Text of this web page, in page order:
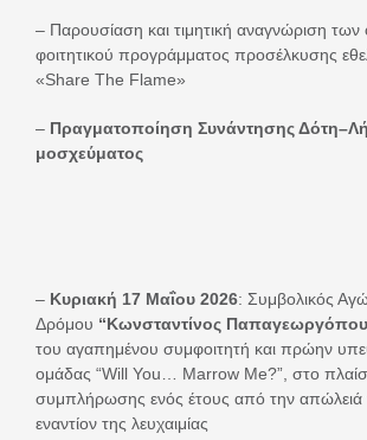
– Παρουσίαση και τιμητική αναγνώριση
φοιτητικού προγράμματος προσέλκυσης
«Share The Flame»
– Πραγματοποίηση Συνάντησης
μοσχεύματος
– Κυριακή 17 Μαΐου 2026: Συμβολικός
Δρόμου “Κωνσταντίνος
του αγαπημένου συμφοιτητή και πρώην
ομάδας “Will You… Marrow Me?”, στο
συμπλήρωσης ενός έτους από την απώλειά
εναντίον της λευχαιμίας